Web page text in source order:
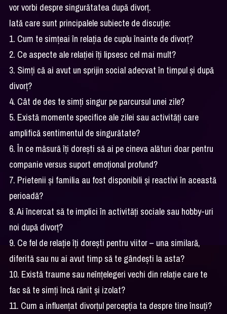
vor vorbi despre singurătatea după divorț.
Iată care sunt principalele subiecte de discuție:
1. Cum te simțeai în relația de cuplu înainte de divorț?
2. Ce aspecte ale relației îți lipsesc cel mai mult?
3. Simți că ai avut un sprijin social adecvat în timpul și după
divorț?
4. Cât de des te simți singur pe parcursul unei zile?
5. Există momente specifice ale zilei sau activități care
amplifică sentimentul de singurătate?
6. În ce măsură îți dorești să ai pe cineva alături doar pentru
companie versus suport emoțional profund?
7. Prietenii și familia au fost disponibili și reactivi în această
perioadă?
8. Ai încercat să te implici în activități sociale sau hobby-uri
noi după divorț?
9. Ce fel de relație îți dorești pentru viitor – una similară,
diferită sau nu ai avut timp să te gândești la asta?
10. Există traume sau neînțelegeri vechi din relație care te
fac să te simți încă rănit și izolat?
11. Cum a influențat divorțul percepția ta despre tine însuți?